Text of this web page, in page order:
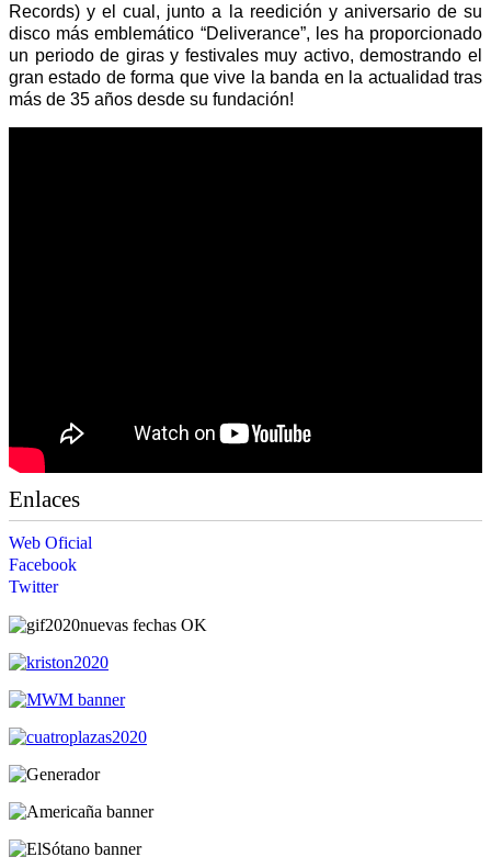
Records) y el cual, junto a la reedición y aniversario de su
disco más emblemático “Deliverance”, les ha proporcionado
un periodo de giras y festivales muy activo, demostrando el
gran estado de forma que vive la banda en la actualidad tras
más de 35 años desde su fundación!
Enlaces
Web Oficial
Facebook
Twitter